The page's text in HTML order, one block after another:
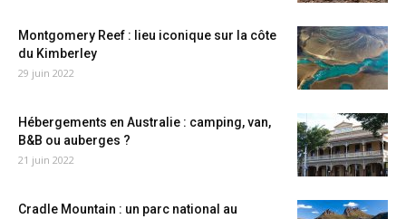
Montgomery Reef : lieu iconique sur la côte
du Kimberley
29 juin 2022
Hébergements en Australie : camping, van,
B&B ou auberges ?
21 juin 2022
Cradle Mountain : un parc national au